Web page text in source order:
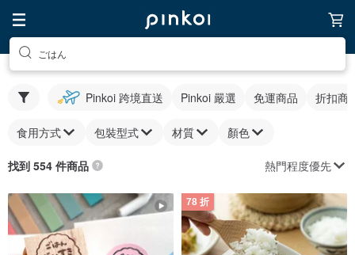
ごはん
Pinkoi 跨境直送 Pinkoi 嚴選 免運商品 折扣商
食用方式 包裝型式 材質 顏色
找到 554 件商品 熱門程度優先
78 折